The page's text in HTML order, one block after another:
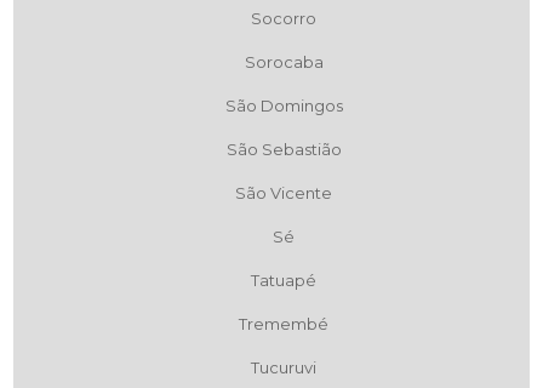
Socorro
Sorocaba
São Domingos
São Sebastião
São Vicente
Sé
Tatuapé
Tremembé
Tucuruvi